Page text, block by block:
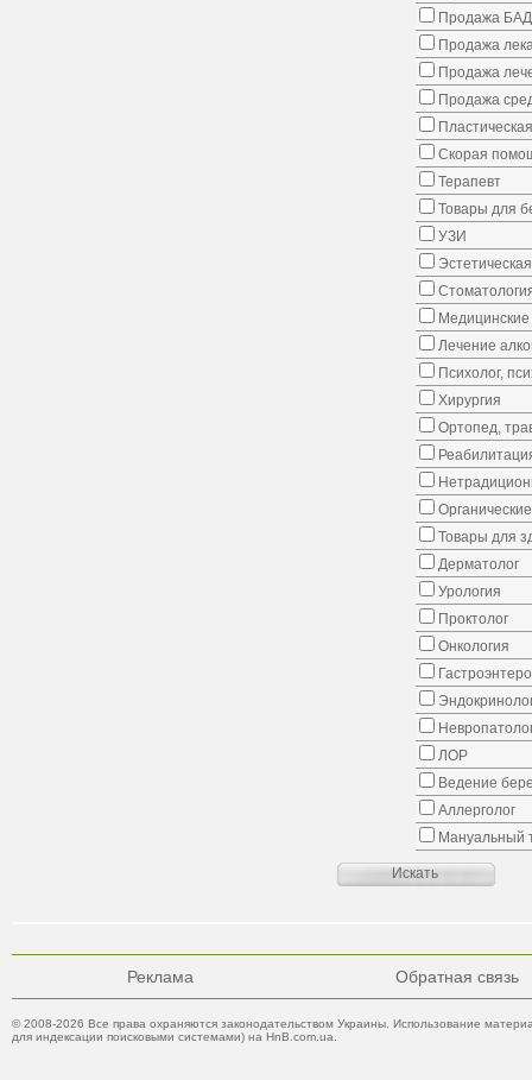
Продажа
Продажа
Продажа
Продажа
Скорая
Терапевт
Товары для
УЗИ
Медицинские
Лечение
Психолог,
Хирургия
Ортопед,
Товары для
Дерматолог
Урология
Проктолог
Онкология
ЛОР
Ведение
Аллерголог
Мануальный
Реклама Обратная связь
© 2008-2026 Все права охраняются законодательством Украины. Использование
для индексации поисковыми системами) на HnB.com.ua.